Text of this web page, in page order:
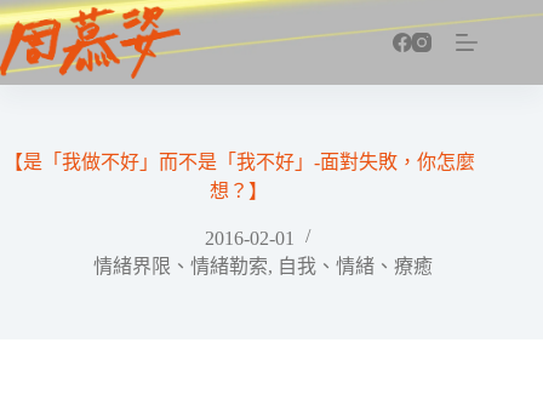
跳
至
主
【是「我做不好」而不是「我不好」-面對失敗，你怎麼
想？】
2016-02-01
情緒界限、情緒勒索, 自我、情緒、療癒